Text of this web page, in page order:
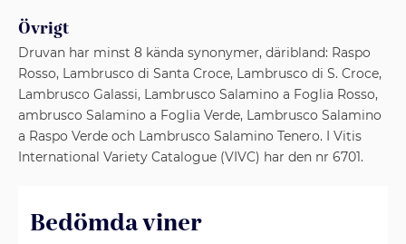
Övrigt
Druvan har minst 8 kända synonymer, däribland: Raspo
Rosso, Lambrusco di Santa Croce, Lambrusco di S. Croce,
Lambrusco Galassi, Lambrusco Salamino a Foglia Rosso,
ambrusco Salamino a Foglia Verde, Lambrusco Salamino
a Raspo Verde och Lambrusco Salamino Tenero. I Vitis
International Variety Catalogue (VIVC) har den nr 6701.
Bedömda viner